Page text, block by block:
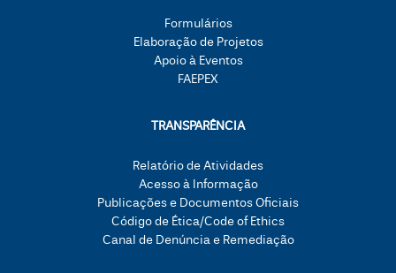
Formulários
Elaboração de Projetos
Apoio à Eventos
FAEPEX
TRANSPARÊNCIA
Relatório de Atividades
Acesso à Informação
Publicações e Documentos Oficiais
Código de Ética/Code of Ethics
Canal de Denúncia e Remediação